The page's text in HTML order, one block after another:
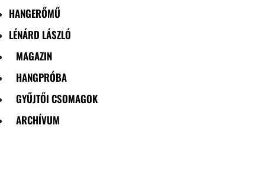
HANGERŐMŰ
LÉNÁRD LÁSZLÓ
MAGAZIN
HANGPRÓBA
GYŰJTŐI CSOMAGOK
ARCHÍVUM